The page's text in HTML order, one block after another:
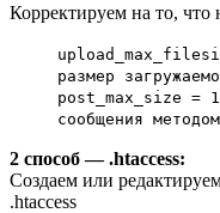
Корректируем на то,
размер
post_max_size =
сообщения
2 способ — .htaccess:
Создаем или
.htaccess